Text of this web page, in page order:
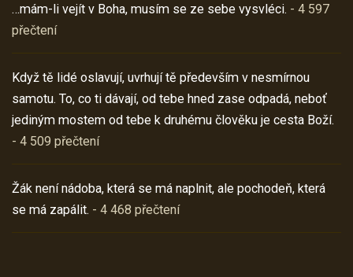
…mám-li vejít v Boha, musím se ze sebe vysvléci. - 4 597
přečtení
Když tě lidé oslavují, uvrhují tě především v nesmírnou
samotu. To, co ti dávají, od tebe hned zase odpadá, neboť
jediným mostem od tebe k druhému člověku je cesta Boží.
- 4 509 přečtení
Žák není nádoba, která se má naplnit, ale pochodeň, která
se má zapálit. - 4 468 přečtení